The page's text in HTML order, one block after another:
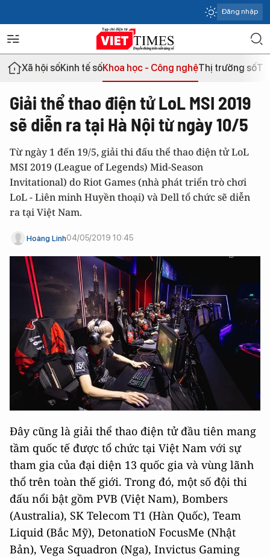
Đăng nhập
Xã hội sốKinh tế sốKhoa học - Công nghệThị trường số
Giải thể thao điện tử LoL MSI 2019
sẽ diễn ra tại Hà Nội từ ngày 10/5
Từ ngày 1 đến 19/5, giải thi đấu thể thao điện tử LoL
MSI 2019 (League of Legends) Mid-Season
Invitational) do Riot Games (nhà phát triển trò chơi
LoL - Liên minh Huyền thoại) và Dell tổ chức sẽ diễn
ra tại Việt Nam.
Hoàng Linh04/05/2019 10:45
Đây cũng là giải thể thao điện tử đầu tiên mang
tầm quốc tế được tổ chức tại Việt Nam với sự
tham gia của đại diện 13 quốc gia và vùng lãnh
thổ trên toàn thế giới. Trong đó, một số đội thi
đấu nổi bật gồm PVB (Việt Nam), Bombers
(Australia), SK Telecom T1 (Hàn Quốc), Team
Liquid (Bắc Mỹ), DetonatioN FocusMe (Nhật
Bản), Vega Squadron (Nga), Invictus Gaming